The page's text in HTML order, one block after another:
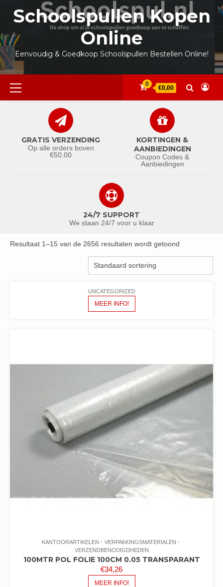
inhoud
Schoolspullen Kopen
Online
Eenvoudig & Goedkoop Schoolspullen Bestellen Online!
Primair
menu
0
€0,00
GRATIS VERZENDING
Op alle orders boven
€50.00
KORTINGEN &
AANBIEDINGEN
Coupon Codes &
Aanbiedingen
24/7 SUPPORT
We staan 24/7 voor u klaar
Resultaat 1–15 van de 2656 resultaten wordt getoond
UNCATEGORIZED
MEER INFO!
KANTOORARTIKELEN
VERPAKKINGSMATERIALEN
VERZENDBENODIGDHEDEN
100MTR POL FOLIE 100CM 0.05 TRANSPARANT
€34,26
MEER INFO!